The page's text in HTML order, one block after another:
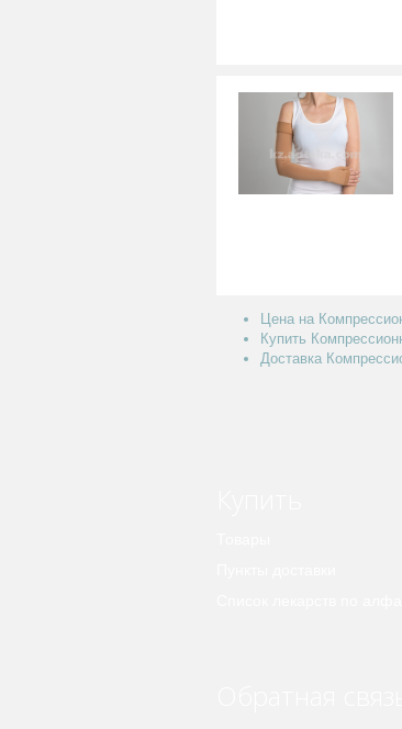
Цена на
Купить
Доставка